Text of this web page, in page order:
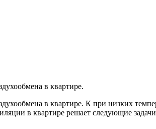
в квартире.
в квартире. К при низких
в квартире решает следующие